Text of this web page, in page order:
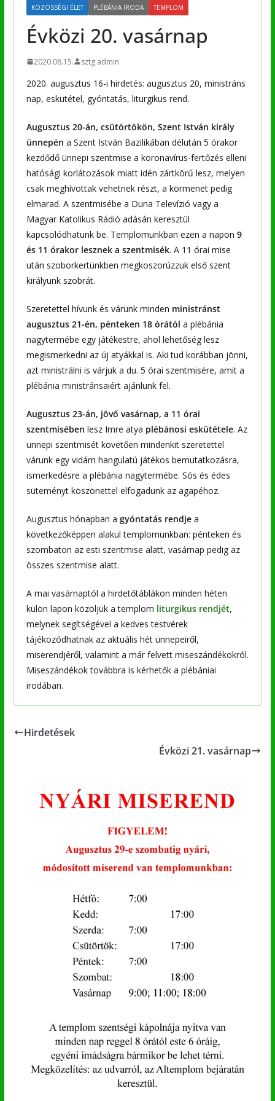
KÖZÖSSÉGI ÉLET PLÉBÁNIA IRODA TEMPLOM
Évközi 20. vasárnap
2020.08.15. sztg admin
2020. augusztus 16-i hirdetés: augusztus 20, ministráns
nap, eskütétel, gyóntatás, liturgikus rend.
Augusztus 20-án, csütörtökön, Szent István király
ünnepén a Szent István Bazilikában délután 5 órakor
kezdődő ünnepi szentmise a koronavírus-fertőzés elleni
hatósági korlátozások miatt idén zártkörű lesz, melyen
csak meghívottak vehetnek részt, a körmenet pedig
elmarad. A szentmisébe a Duna Televízió vagy a
Magyar Katolikus Rádió adásán keresztül
kapcsolódhatunk be. Templomunkban ezen a napon 9
és 11 órakor lesznek a szentmisék. A 11 órai mise
után szoborkertünkben megkoszorúzzuk első szent
királyunk szobrát.
Szeretettel hívunk és várunk minden ministránst
augusztus 21-én, pénteken 18 órától a plébánia
nagytermébe egy játékestre, ahol lehetőség lesz
megismerkedni az új atyákkal is. Aki tud korábban jönni,
azt ministrálni is várjuk a du. 5 órai szentmisére, amit a
plébánia ministránsaiért ajánlunk fel.
Augusztus 23-án, jövő vasárnap, a 11 órai
szentmisében lesz Imre atya plébánosi eskütétele. Az
ünnepi szentmisét követően mindenkit szeretettel
várunk egy vidám hangulatú játékos bemutatkozásra,
ismerkedésre a plébánia nagytermébe. Sós és édes
süteményt köszönettel elfogadunk az agapéhoz.
Augusztus hónapban a gyóntatás rendjea
következőképpen alakul templomunkban: pénteken és
szombaton az esti szentmise alatt, vasárnap pedig az
összes szentmise alatt.
A mai vasárnaptól a hirdetőtáblákon minden héten
külön lapon közöljük a templom liturgikus rendjét,
melynek segítségével a kedves testvérek
tájékozódhatnak az aktuális hét ünnepeiről,
miserendjéről, valamint a már felvett miseszándékokról.
Miseszándékok továbbra is kérhetők a plébániai
irodában.
Hirdetések
Évközi 21. vasárnap